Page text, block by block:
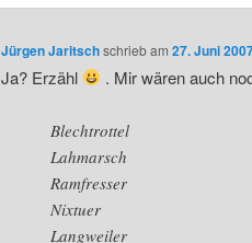
Jürgen Jaritschschriebam27. Juni
Ja? Erzähl . Mir wären auch
Blechtrottel
Lahmarsch
Ramfresser
Nixtuer
Langweiler